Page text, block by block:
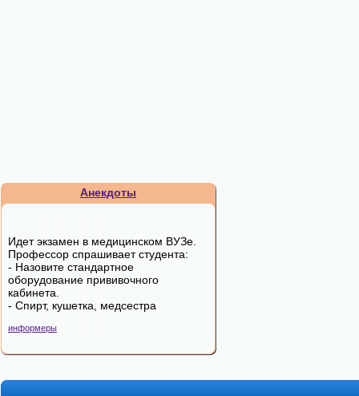
Анекдоты
Идет экзамен в медицинском ВУЗе.
Профессор спрашивает студента:
- Назовите стандартное
оборудование прививочного
кабинета.
- Спирт, кушетка, медсестра
информеры